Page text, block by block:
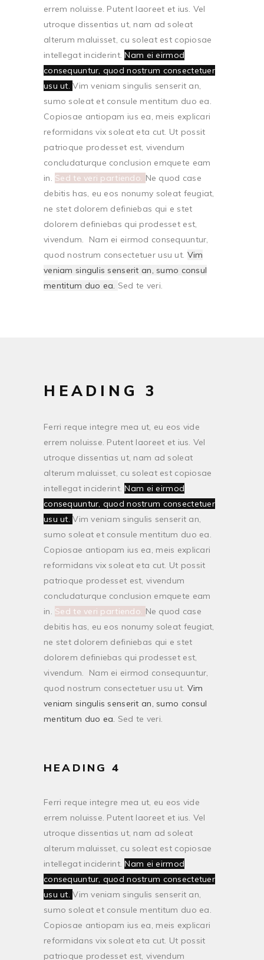
errem noluisse. Putent laoreet et ius. Vel
utroque dissentias ut, nam ad soleat
alterum maluisset, cu soleat est copiosae
intellegat inciderint.Nam ei eirmod
consequuntur, quod nostrum consectetuer
usu ut.Vim veniam singulis senserit an,
sumo soleat et consule mentitum duo ea.
Copiosae antiopam ius ea, meis explicari
reformidans vix soleat eta cut. Ut possit
patrioque prodesset est, vivendum
concludaturque conclusion emquete eam
in. Sed te veri partiendo. Ne quod case
debitis has, eu eos nonumy soleat feugiat,
ne stet dolorem definiebas qui e stet
dolorem definiebas qui prodesset est,
vivendum. Nam ei eirmod consequuntur,
quod nostrum consectetuer usu ut. Vim
veniam singulis senserit an, sumo consul
mentitum duo ea. Sed te veri.
HEADING 3
Ferri reque integre mea ut, eu eos vide
errem noluisse. Putent laoreet et ius. Vel
utroque dissentias ut, nam ad soleat
alterum maluisset, cu soleat est copiosae
intellegat inciderint.Nam ei eirmod
consequuntur, quod nostrum consectetuer
usu ut.Vim veniam singulis senserit an,
sumo soleat et consule mentitum duo ea.
Copiosae antiopam ius ea, meis explicari
reformidans vix soleat eta cut. Ut possit
patrioque prodesset est, vivendum
concludaturque conclusion emquete eam
in. Sed te veri partiendo. Ne quod case
debitis has, eu eos nonumy soleat feugiat,
ne stet dolorem definiebas qui e stet
dolorem definiebas qui prodesset est,
vivendum. Nam ei eirmod consequuntur,
quod nostrum consectetuer usu ut. Vim
veniam singulis senserit an, sumo consul
mentitum duo ea. Sed te veri.
HEADING 4
Ferri reque integre mea ut, eu eos vide
errem noluisse. Putent laoreet et ius. Vel
utroque dissentias ut, nam ad soleat
alterum maluisset, cu soleat est copiosae
intellegat inciderint.Nam ei eirmod
consequuntur, quod nostrum consectetuer
usu ut.Vim veniam singulis senserit an,
sumo soleat et consule mentitum duo ea.
Copiosae antiopam ius ea, meis explicari
reformidans vix soleat eta cut. Ut possit
patrioque prodesset est, vivendum